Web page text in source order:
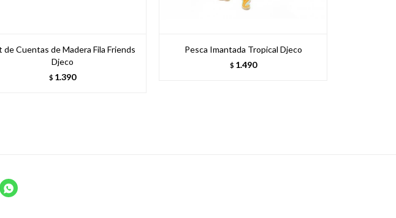
de Cuentas de Madera Fila Friends
Djeco
$ 1.390
Pesca Imantada Tropical Djeco
$ 1.490
